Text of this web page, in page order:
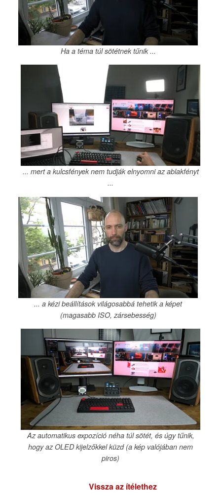
Ha a téma túl sötétnek tűnik ...
... mert a kulcsfények nem tudják elnyomni az ablakfényt
...
... a kézi beállítások világosabbá tehetik a képet
(magasabb ISO, zársebesség)
Az automatikus expozíció néha túl sötét, és úgy tűnik,
hogy az OLED kijelzőkkel küzd (a kép valójában nem
piros)
Vissza az ítélethez